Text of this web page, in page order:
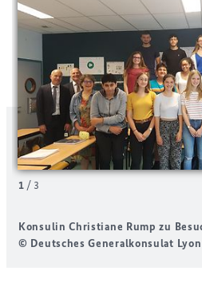
Konsulin Christiane Rump zu
© Deutsches Generalkonsulat Lyon
1 / 3